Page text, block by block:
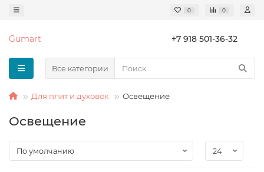
0 0
Gumart +7 918 501-36-32
Все категории
Для плит и духовок Освещение
Освещение